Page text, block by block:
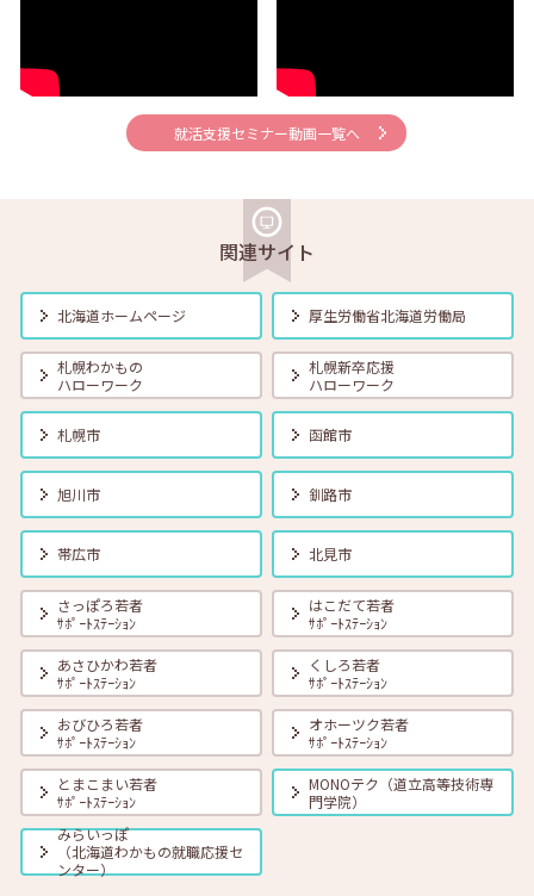
2026年08月01日(土) セミナー 在職者 学生 求職者
【オンライン】8月7日（金）こころの健康セルフケア 14:00～14:30
【オンライン】8月13日（木）就職活動のススメ方 14:00～14:30
2026年08月01日(土) セミナー 在職者 学生 求職者
【帯広・対面】8月17日（月）就勝塾 自己分析 ～自分を知って就職活
動～ 14:00～14:40
2026年08月01日(土) セミナー 在職者 学生 求職者
【オンライン】8月18日（火） 転職前に知っておきたい「部下力」ア
ップセミナー～新しい職場で無理なくキャッチアップするためのコミ
ュニケーション術～ 14:00～14:45 定員40名
2026年08月01日(土) 在職者 学生
【函館・対面】8月19日（水）就勝塾 タイプ別「対人ストレス」を減
らす方法 13:30～14:30
2026年08月01日(土) 在職者 学生
【釧路・対面】8月20日（木）就勝塾 いまさら聞けないビジネスマナ
ー 13:30～14:30
2026年08月01日(土) 在職者 学生 求職者
【オンライン】8月20日（木）ビジネスコミュニケーション 報・連・
相 14:00～14:30
就活支援セミナー動画一覧へ
関連サイト
北海道ホームページ 厚生労働省北海道労働局
札幌わかもの
ハローワーク
札幌新卒応援
ハローワーク
札幌市 函館市
旭川市 釧路市
帯広市 北見市
さっぽろ若者
ｻﾎﾟｰﾄｽﾃｰｼｮﾝ
はこだて若者
ｻﾎﾟｰﾄｽﾃｰｼｮﾝ
あさひかわ若者
ｻﾎﾟｰﾄｽﾃｰｼｮﾝ
くしろ若者
ｻﾎﾟｰﾄｽﾃｰｼｮﾝ
おびひろ若者
ｻﾎﾟｰﾄｽﾃｰｼｮﾝ
オホーツク若者
ｻﾎﾟｰﾄｽﾃｰｼｮﾝ
とまこまい若者
ｻﾎﾟｰﾄｽﾃｰｼｮﾝ
MONOテク（道立高等技術専
門学院）
みらいっぽ
（北海道わかもの就職応援セ
ンター）